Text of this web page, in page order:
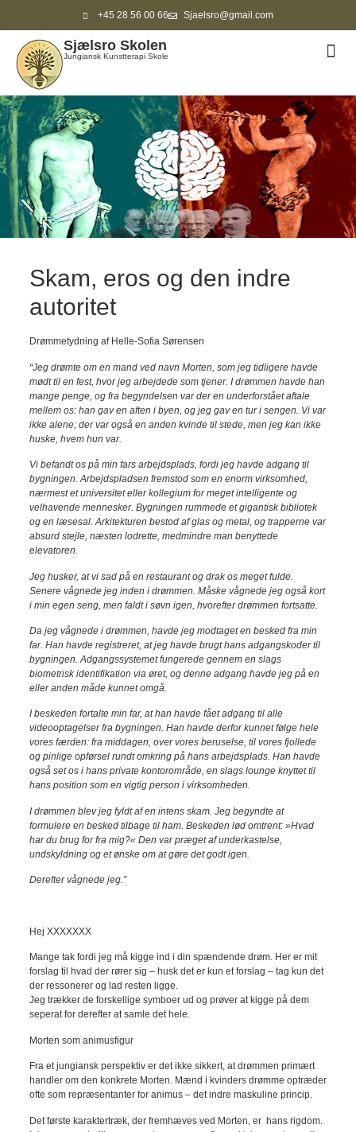
+45 28 56 00 66 Sjaelsro@gmail.com
Sjælsro Skolen
Jungiansk Kunstterapi Skole
Skam, eros og den indre
autoritet
Drømmetydning af Helle-Sofia Sørensen
“Jeg drømte om en mand ved navn Morten, som jeg tidligere havde
mødt til en fest, hvor jeg arbejdede som tjener. I drømmen havde han
mange penge, og fra begyndelsen var der en underforstået aftale
mellem os: han gav en aften i byen, og jeg gav en tur i sengen. Vi var
ikke alene; der var også en anden kvinde til stede, men jeg kan ikke
huske, hvem hun var.
Vi befandt os på min fars arbejdsplads, fordi jeg havde adgang til
bygningen. Arbejdspladsen fremstod som en enorm virksomhed,
nærmest et universitet eller kollegium for meget intelligente og
velhavende mennesker. Bygningen rummede et gigantisk bibliotek
og en læsesal. Arkitekturen bestod af glas og metal, og trapperne var
absurd stejle, næsten lodrette, medmindre man benyttede
elevatoren.
Jeg husker, at vi sad på en restaurant og drak os meget fulde.
Senere vågnede jeg inden i drømmen. Måske vågnede jeg også kort
i min egen seng, men faldt i søvn igen, hvorefter drømmen fortsatte.
Da jeg vågnede i drømmen, havde jeg modtaget en besked fra min
far. Han havde registreret, at jeg havde brugt hans adgangskoder til
bygningen. Adgangssystemet fungerede gennem en slags
biometrisk identifikation via øret, og denne adgang havde jeg på en
eller anden måde kunnet omgå.
I beskeden fortalte min far, at han havde fået adgang til alle
videooptagelser fra bygningen. Han havde derfor kunnet følge hele
vores færden: fra middagen, over vores beruselse, til vores fjollede
og pinlige opførsel rundt omkring på hans arbejdsplads. Han havde
også set os i hans private kontorområde, en slags lounge knyttet til
hans position som en vigtig person i virksomheden.
I drømmen blev jeg fyldt af en intens skam. Jeg begyndte at
formulere en besked tilbage til ham. Beskeden lød omtrent: »Hvad
har du brug for fra mig?« Den var præget af underkastelse,
undskyldning og et ønske om at gøre det godt igen.
Derefter vågnede jeg.”
Hej XXXXXXX
Mange tak fordi jeg må kigge ind i din spændende drøm. Her er mit
forslag til hvad der rører sig – husk det er kun et forslag – tag kun det
der ressonerer og lad resten ligge.
Jeg trækker de forskellige symboer ud og prøver at kigge på dem
seperat for derefter at samle det hele.
Morten som animusfigur
Fra et jungiansk perspektiv er det ikke sikkert, at drømmen primært
handler om den konkrete Morten. Mænd i kvinders drømme optræder
ofte som repræsentanter for animus – det indre maskuline princip.
Det første karaktertræk, der fremhæves ved Morten, er hans rigdom.